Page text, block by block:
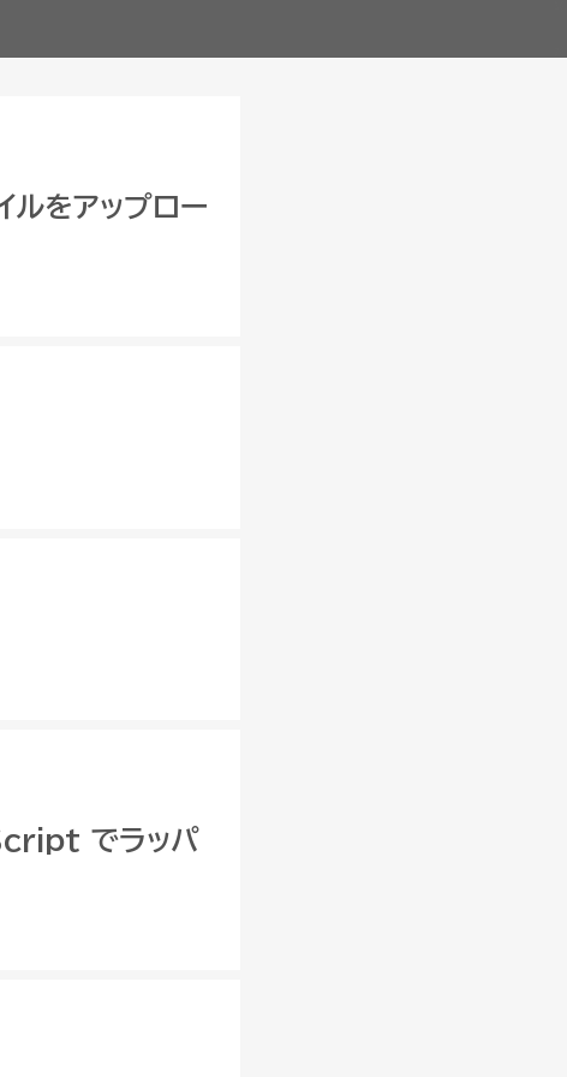
をアップロー
でラッパ